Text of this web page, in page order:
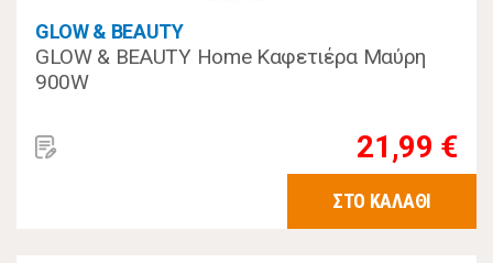
GLOW & BEAUTY
GLOW & BEAUTY Home Καφετιέρα Μαύρη
900W
21,99 €
ΣΤΟ ΚΑΛΑΘΙ